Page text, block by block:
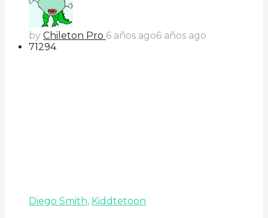
by Chileton Pro 6 años ago6 años ago
71294
Diego Smith, Kiddtetoon